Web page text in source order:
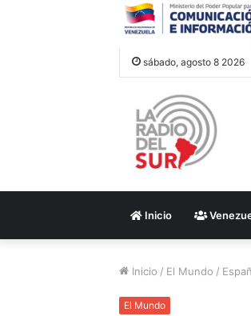
sábado, agosto 8 2026
Inicio
Inicio / El Mundo /
El Mundo